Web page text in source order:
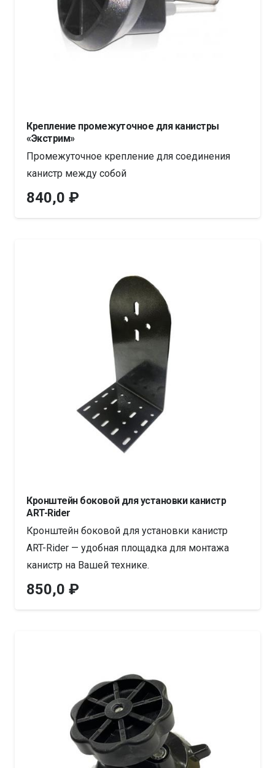
Крепление промежуточное для канистры
«Экстрим»
Промежуточное крепление для соединения
канистр между собой
840,0₽
Кронштейн боковой для установки канистр
ART-Rider
Кронштейн боковой для установки канистр
ART-Rider — удобная площадка для монтажа
канистр на Вашей технике.
850,0₽